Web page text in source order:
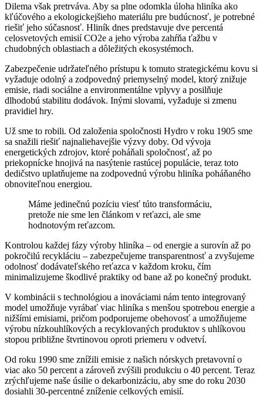
Dilema však pretrváva. Aby sa plne odomkla úloha hliníka ako
kľúčového a ekologickejšieho materiálu pre budúcnosť, je potrebné
riešiť jeho súčasnosť. Hliník dnes predstavuje dve percentá
celosvetových emisií CO2e a jeho výroba zahŕňa ťažbu v
chudobných oblastiach a dôležitých ekosystémoch.
Zabezpečenie udržateľného prístupu k tomuto strategickému kovu si
vyžaduje odolný a zodpovedný priemyselný model, ktorý znižuje
emisie, riadi sociálne a environmentálne vplyvy a posilňuje
dlhodobú stabilitu dodávok. Inými slovami, vyžaduje si zmenu
pravidiel hry.
Už sme to robili. Od založenia spoločnosti Hydro v roku 1905 sme
sa snažili riešiť najnaliehavejšie výzvy doby. Od vývoja
energetických zdrojov, ktoré poháňali spoločnosť, až po
priekopnícke hnojivá na nasýtenie rastúcej populácie, teraz toto
dedičstvo uplatňujeme na zodpovednú výrobu hliníka poháňaného
obnoviteľnou energiou.
Máme jedinečnú pozíciu viesť túto transformáciu,
pretože nie sme len článkom v reťazci, ale sme
hodnotovým reťazcom.
Kontrolou každej fázy výroby hliníka – od energie a surovín až po
pokročilú recykláciu – zabezpečujeme transparentnosť a zvyšujeme
odolnosť dodávateľského reťazca v každom kroku, čím
minimalizujeme škodlivé praktiky od bane až po konečný produkt.
V kombinácii s technológiou a inováciami nám tento integrovaný
model umožňuje vyrábať viac hliníka s menšou spotrebou energie a
nižšími emisiami, pričom podporujeme obehovosť a umožňujeme
výrobu nízkouhlíkových a recyklovaných produktov s uhlíkovou
stopou približne štvrtinovou oproti priemeru v odvetví.
Od roku 1990 sme znížili emisie z našich nórskych pretavovní o
viac ako 50 percent a zároveň zvýšili produkciu o 40 percent. Teraz
zrýchľujeme naše úsilie o dekarbonizáciu, aby sme do roku 2030
dosiahli 30-percentné zníženie celkových emisií.